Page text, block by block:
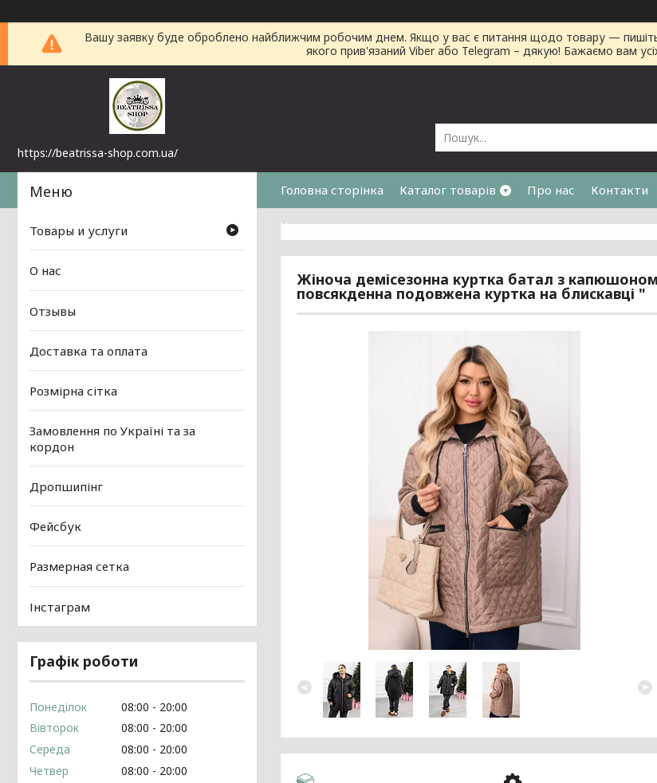
Вашу заявку буде оброблено найближчим робочим днем. Якщо у вас є питання щодо товару —
якого прив'язаний Viber або Telegram – дякую! Бажаємо вам
https://beatrissa-shop.com.ua/
Головна сторінка Каталог товарів Про нас Контакти
Часті питання
Жіноча демісезонна куртка батал з
повсякденна подовжена куртка на блискавці "
Товары и услуги
О нас
Отзывы
Доставка та оплата
Розмірна сітка
Замовлення по Україні та за
кордон
Дропшипінг
Фейсбук
Размерная сетка
Інстаграм
Графік роботи
Понеділок 08:00
20:00
Вівторок
08:00
20:00
Середа
08:00
20:00
Четвер
08:00
20:00